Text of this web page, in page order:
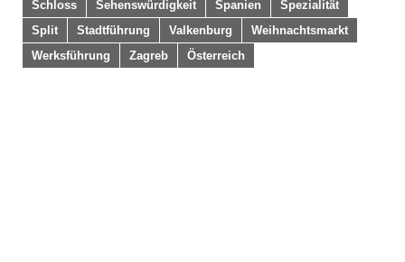
Schloss
Sehenswürdigkeit Spanien
Spezialität
Split
Stadtführung Valkenburg
Weihnachtsmarkt
Werksführung
Zagreb Österreich